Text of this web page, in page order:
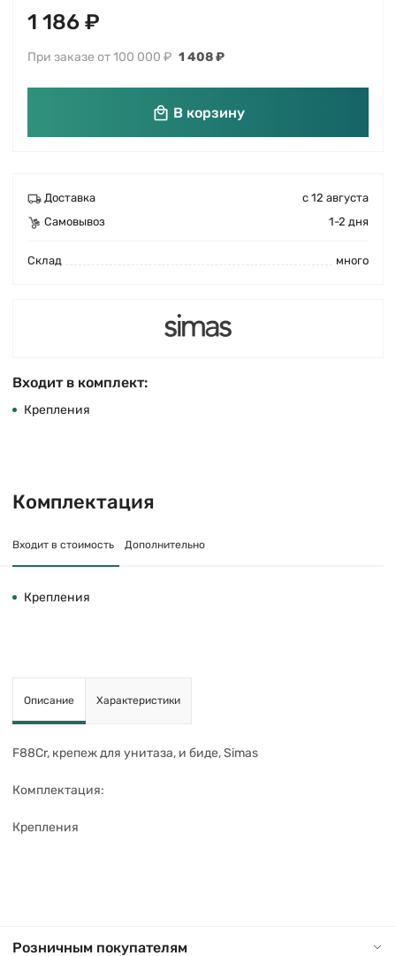
1 186 ₽
При заказе от 100 000 ₽ 1 408 ₽
В корзину
Доставка
с 12 августа
Самовывоз
1-2 дня
Cклад много
Входит в комплект:
Крепления
Комплектация
Входит в стоимость Дополнительно
Крепления
Описание Характеристики
F88Cr, крепеж для унитаза, и биде, Simas
Комплектация:
Крепления
Розничным покупателям